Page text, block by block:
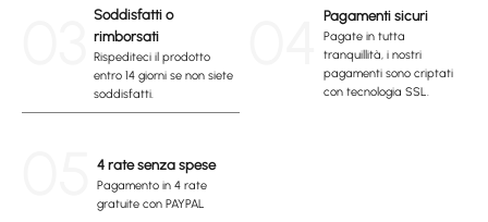
Soddisfatti o
rimborsati
Rispediteci il prodotto
entro 14 giorni se non siete
soddisfatti.
Pagamenti sicuri
Pagate in tutta
tranquillità, i nostri
pagamenti sono criptati
con tecnologia SSL.
4 rate senza spese
Pagamento in 4 rate
gratuite con PAYPAL